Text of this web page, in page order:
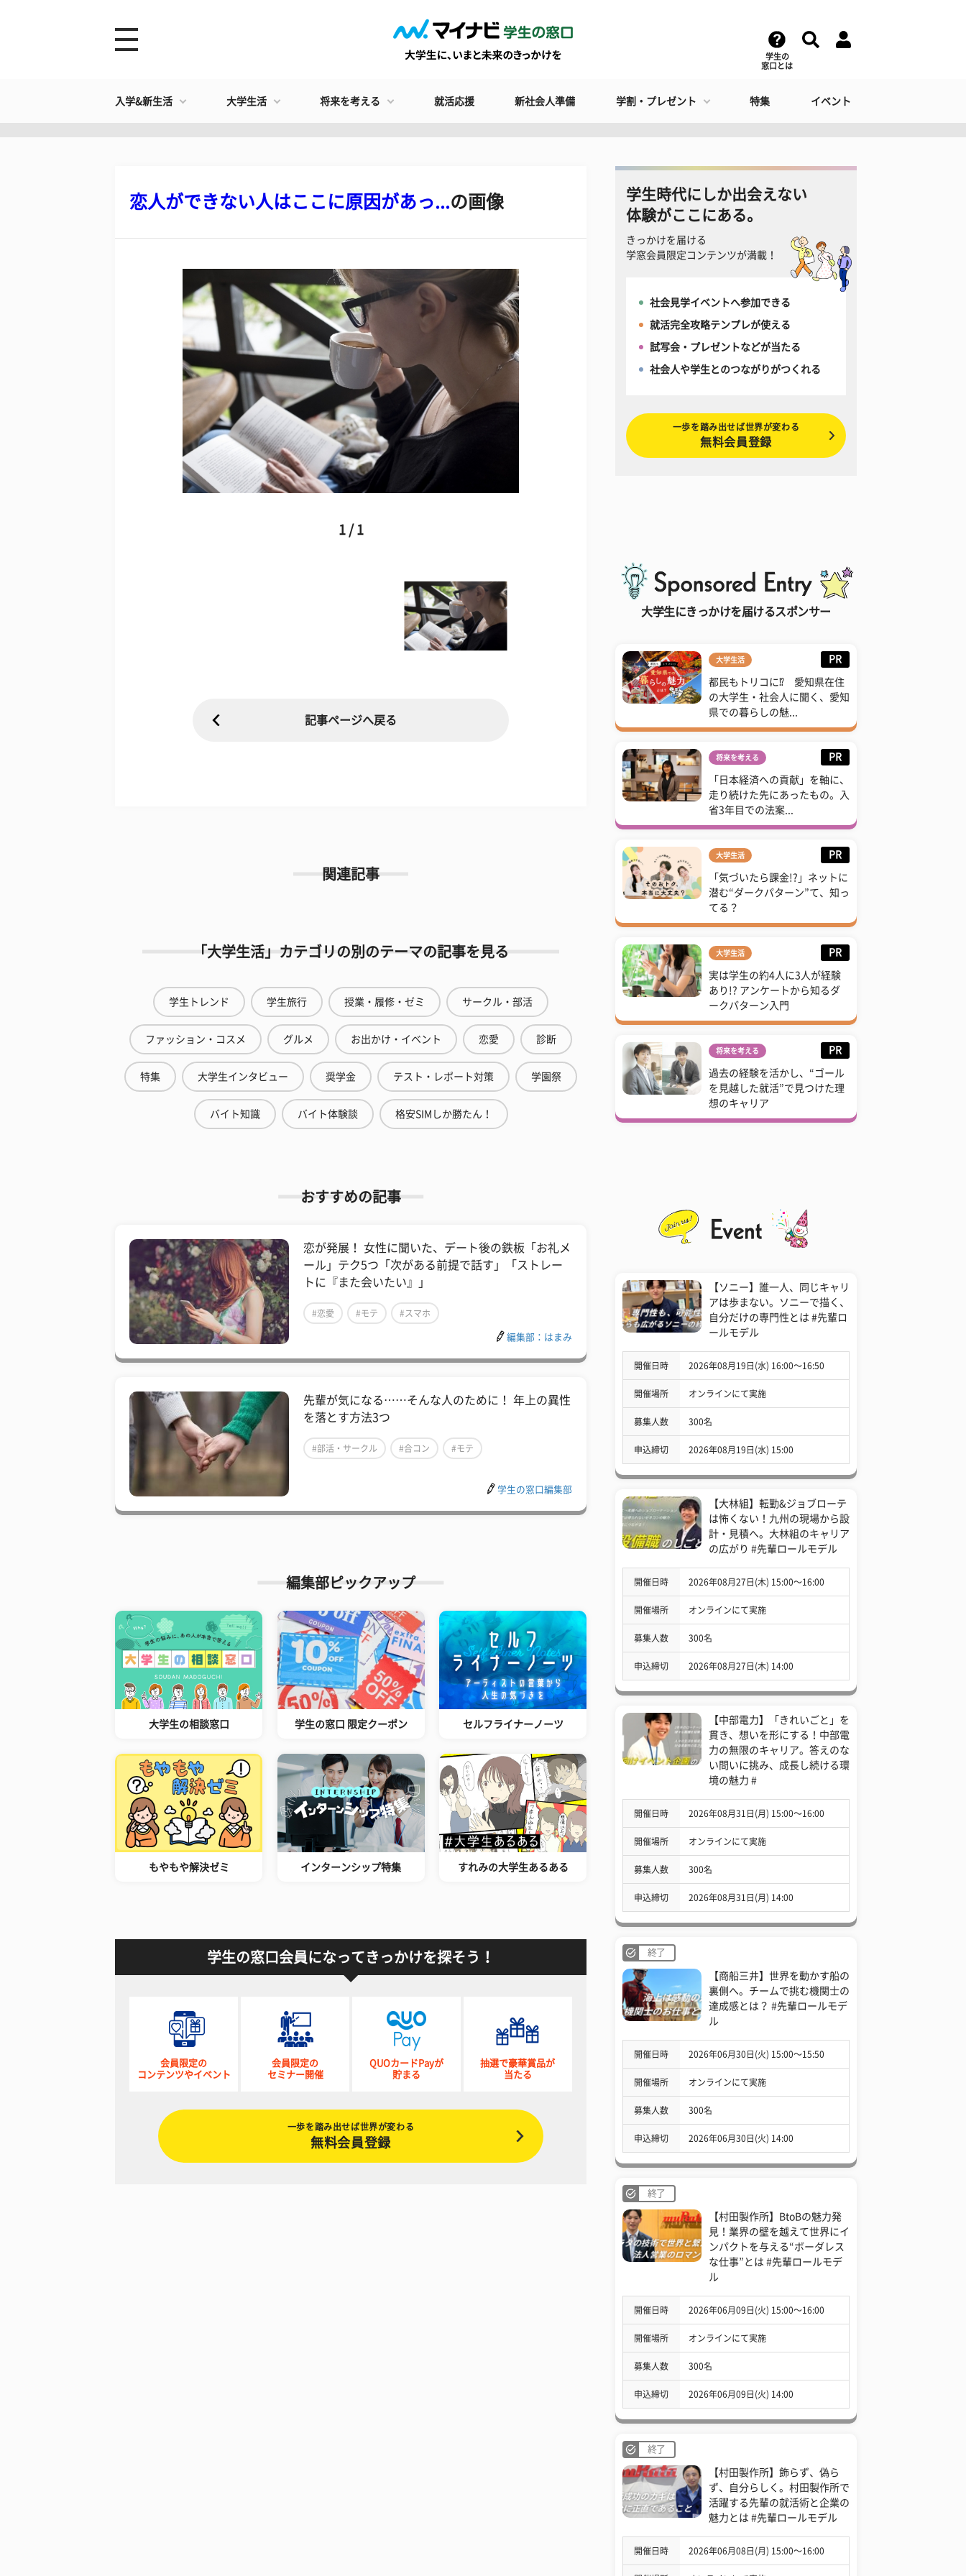
学生の
窓口とは
入学&新生活 大学生活 将来を考える 就活応援 新社会人準備 学割・プレゼント 特集 イベント
恋人ができない人はここに原因があっ...の画像
1 / 1
記事ページへ戻る
関連記事
「大学生活」カテゴリの別のテーマの記事を見る
学生トレンド 学生旅行 授業・履修・ゼミ サークル・部活
ファッション・コスメ グルメ お出かけ・イベント 恋愛 診断
特集 大学生インタビュー 奨学金 テスト・レポート対策 学園祭
バイト知識 バイト体験談 格安SIMしか勝たん！
おすすめの記事
恋が発展！ 女性に聞いた、デート後の鉄板「お礼メ
ール」テク5つ「次がある前提で話す」「ストレー
トに『また会いたい』」
#恋愛 #モテ #スマホ
編集部：はまみ
先輩が気になる……そんな人のために！ 年上の異性
を落とす方法3つ
#部活・サークル #合コン #モテ
学生の窓口編集部
編集部ピックアップ
大学生の相談窓口 学生の窓口 限定クーポン セルフライナーノーツ
もやもや解決ゼミ インターンシップ特集 すれみの大学生あるある
学生の窓口会員になってきっかけを探そう！
会員限定の
コンテンツやイベント
会員限定の
セミナー開催
QUOカードPayが
貯まる
抽選で豪華賞品が
当たる
一歩を踏み出せば世界が変わる
無料会員登録
学生時代にしか出会えない
体験がここにある。
きっかけを届ける
学窓会員限定コンテンツが満載！
社会見学イベントへ参加できる
就活完全攻略テンプレが使える
試写会・プレゼントなどが当たる
社会人や学生とのつながりがつくれる
一歩を踏み出せば世界が変わる
無料会員登録
大学生にきっかけを届けるスポンサー
大学生活 PR
都民もトリコに⁉ 愛知県在住
の大学生・社会人に聞く、愛知
県での暮らしの魅...
将来を考える PR
「日本経済への貢献」を軸に、
走り続けた先にあったもの。入
省3年目での法案...
大学生活 PR
「気づいたら課金!?」ネットに
潜む“ダークパターン”て、知っ
てる？
大学生活 PR
実は学生の約4人に3人が経験
あり!? アンケートから知るダ
ークパターン入門
将来を考える PR
過去の経験を活かし、“ゴール
を見越した就活”で見つけた理
想のキャリア
【ソニー】誰一人、同じキャリ
アは歩まない。ソニーで描く、
自分だけの専門性とは #先輩ロ
ールモデル
開催日時 2026年08月19日(水) 16:00〜16:50
開催場所 オンラインにて実施
募集人数 300名
申込締切 2026年08月19日(水) 15:00
【大林組】転勤&ジョブローテ
は怖くない！九州の現場から設
計・見積へ。大林組のキャリア
の広がり #先輩ロールモデル
開催日時 2026年08月27日(木) 15:00〜16:00
開催場所 オンラインにて実施
募集人数 300名
申込締切 2026年08月27日(木) 14:00
【中部電力】「きれいごと」を
貫き、想いを形にする！中部電
力の無限のキャリア。答えのな
い問いに挑み、成長し続ける環
境の魅力 #
開催日時 2026年08月31日(月) 15:00〜16:00
開催場所 オンラインにて実施
募集人数 300名
申込締切 2026年08月31日(月) 14:00
終了
【商船三井】世界を動かす船の
裏側へ。チームで挑む機関士の
達成感とは？ #先輩ロールモデ
ル
開催日時 2026年06月30日(火) 15:00〜15:50
開催場所 オンラインにて実施
募集人数 300名
申込締切 2026年06月30日(火) 14:00
終了
【村田製作所】BtoBの魅力発
見！業界の壁を越えて世界にイ
ンパクトを与える“ボーダレス
な仕事”とは #先輩ロールモデ
ル
開催日時 2026年06月09日(火) 15:00〜16:00
開催場所 オンラインにて実施
募集人数 300名
申込締切 2026年06月09日(火) 14:00
終了
【村田製作所】飾らず、偽ら
ず、自分らしく。村田製作所で
活躍する先輩の就活術と企業の
魅力とは #先輩ロールモデル
開催日時 2026年06月08日(月) 15:00〜16:00